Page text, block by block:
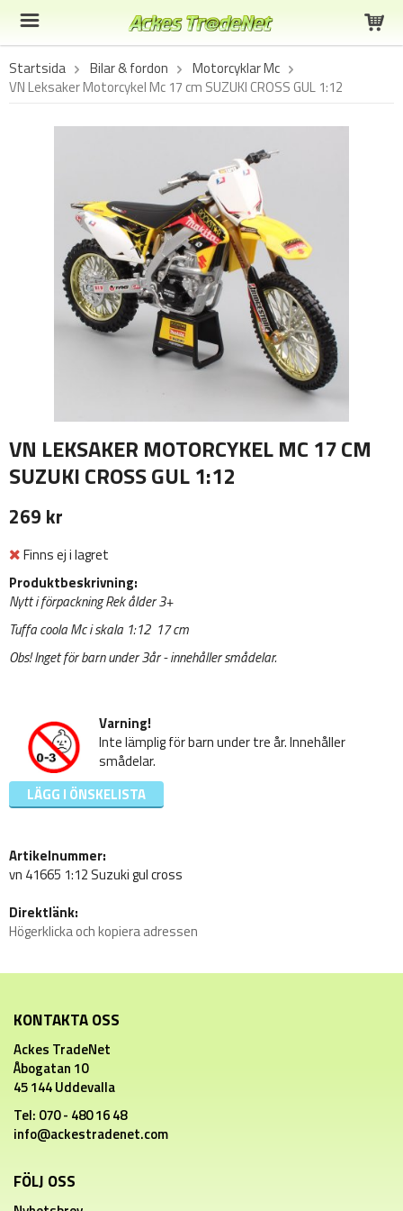
Startsida Bilar & fordon
Motorcyklar Mc
VN Leksaker Motorcykel Mc 17 cm SUZUKI CROSS GUL 1:12
VN LEKSAKER MOTORCYKEL MC 17 CM
SUZUKI CROSS GUL 1:12
269 kr
Finns ej i lagret
Produktbeskrivning:
Nytt i förpackning Rek ålder 3+
Tuffa coola Mc i skala 1:12 17 cm
Obs! Inget för barn under 3år - innehåller smådelar.
Varning!
Inte lämplig för barn under tre år. Innehåller
smådelar.
LÄGG I ÖNSKELISTA
Artikelnummer:
vn 41665 1:12 Suzuki gul cross
Direktlänk:
Högerklicka och kopiera adressen
KONTAKTA OSS
Ackes TradeNet
Åbogatan 10
45 144 Uddevalla
Tel: 070 - 480 16 48
info@ackestradenet.com
FÖLJ OSS